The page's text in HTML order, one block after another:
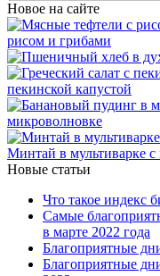
Новое на сайте
рисом и грибами
пекинской капустой
микроволновке
Минтай в мультиварке
Новые статьи
Что такое индекс
Самые
в марте 2022 года
Благоприятные
Благоприятные